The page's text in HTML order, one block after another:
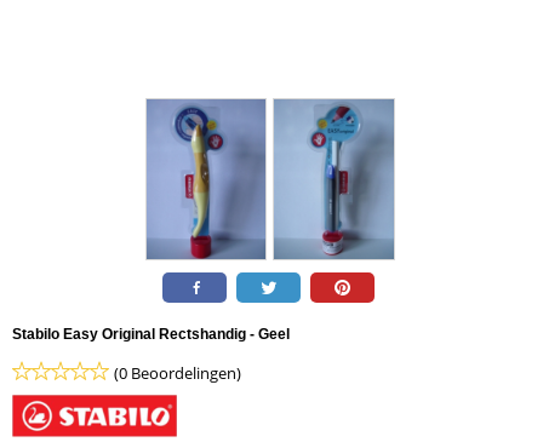
Stabilo Easy Original Rectshandig - Geel
(0 Beoordelingen)